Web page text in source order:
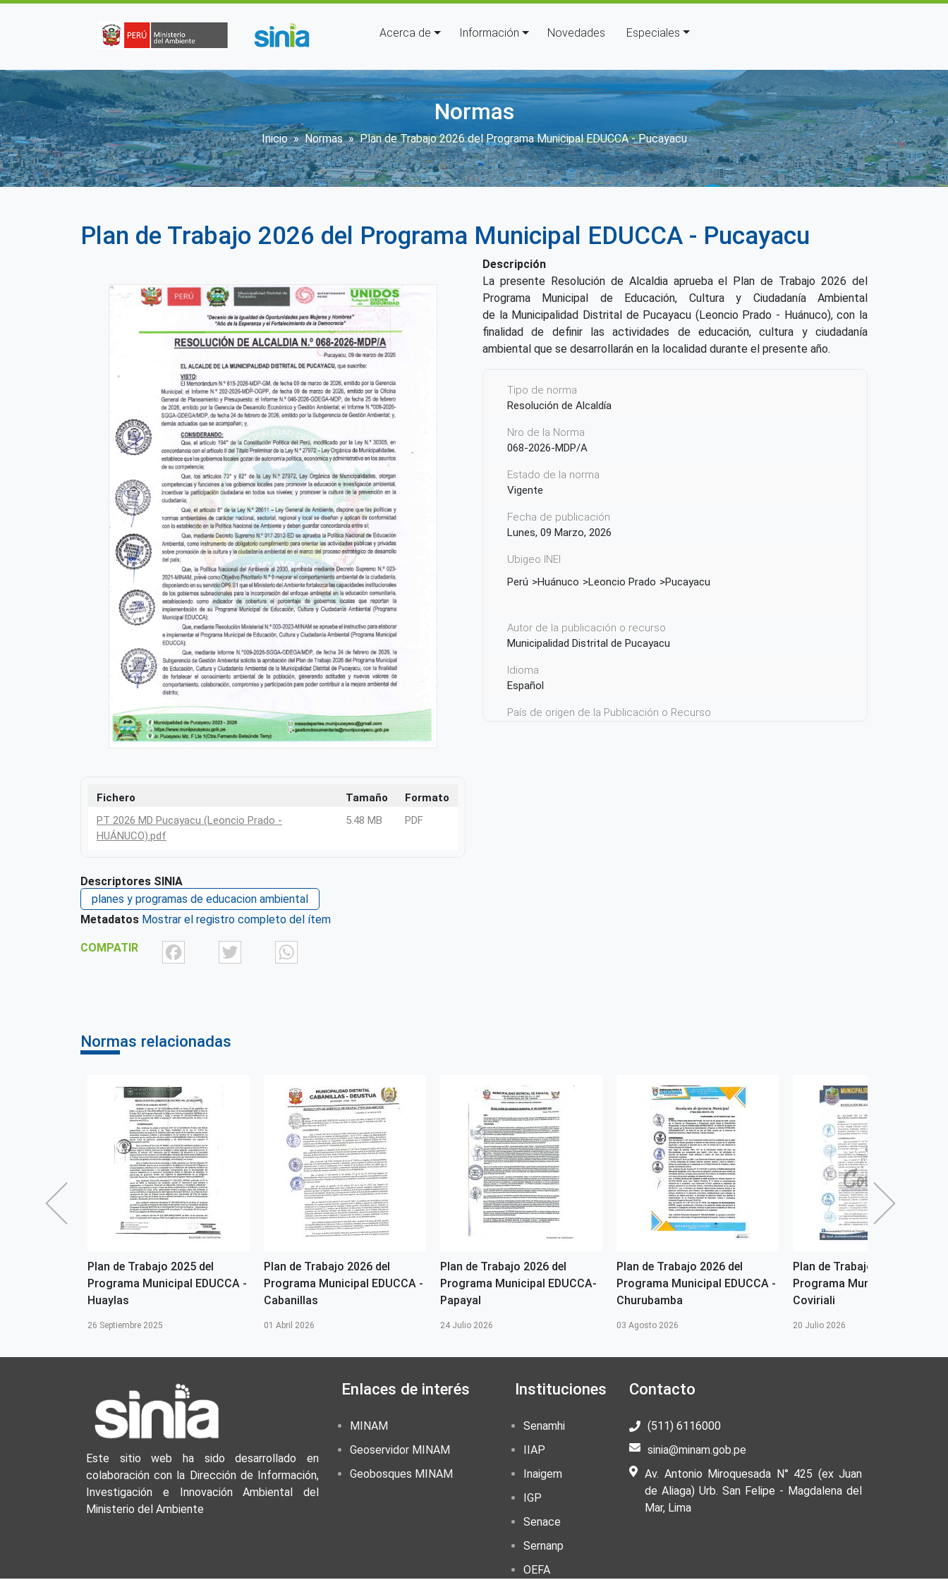
Navegación principal
Acerca de Información Novedades Especiales
Normas
Sobrescribir enlaces de ayuda a la navegación
Inicio Normas Plan de Trabajo 2026 del Programa Municipal EDUCCA - Pucayacu
Plan de Trabajo 2026 del Programa Municipal EDUCCA - Pucayacu
Fichero Tamaño
Formato
PT 2026 MD Pucayacu (Leoncio Prado -
HUÁNUCO).pdf
5.48 MB PDF
Descriptores SINIA
planes y programas de educacion ambiental
Metadatos Mostrar el registro completo del ítem
COMPATIR FacebookTwitter
Descripción
La presente Resolución de Alcaldia aprueba el Plan de Trabajo 2026 del
Programa Municipal de Educación, Cultura y Ciudadanía Ambiental
de la Municipalidad Distrital de Pucayacu (Leoncio Prado - Huánuco), con la
finalidad de definir las actividades de educación, cultura y ciudadanía
ambiental que se desarrollarán en la localidad durante el presente año.
Tipo de norma
Resolución de Alcaldía
Nro de la Norma
068-2026-MDP/A
Estado de la norma
Vigente
Fecha de publicación
Lunes, 09 Marzo, 2026
Ubigeo INEI
Perú
Huánuco Leoncio Prado Pucayacu
Autor de la publicación o recurso
Municipalidad Distrital de Pucayacu
Idioma
Español
País de origen de la Publicación o Recurso
Normas relacionadas
Plan de Trabajo 2025 del
Programa Municipal EDUCCA -
Huaylas
26 Septiembre 2025
Plan de Trabajo 2026 del
Programa Municipal EDUCCA -
Cabanillas
01 Abril 2026
Plan de Trabajo 2026 del
Programa Municipal EDUCCA-
Papayal
24 Julio 2026
Plan de Trabajo 2026 del
Programa Municipal EDUCCA -
Churubamba
03 Agosto 2026
Plan de Trabajo 2026 del
Programa Municipal EDUCCA
Coviriali
20 Julio 2026
Este sitio web ha sido desarrollado en
colaboración con la Dirección de Información,
Investigación e Innovación Ambiental del
Ministerio del Ambiente
Enlaces de interés
MINAM
Geoservidor MINAM
Geobosques MINAM
Instituciones
Senamhi
IIAP
Inaigem
IGP
Senace
Sernanp
OEFA
Contacto
(511) 6116000
sinia@minam.gob.pe
Av. Antonio Miroquesada N° 425 (ex Juan
de Aliaga) Urb. San Felipe - Magdalena del
Mar, Lima